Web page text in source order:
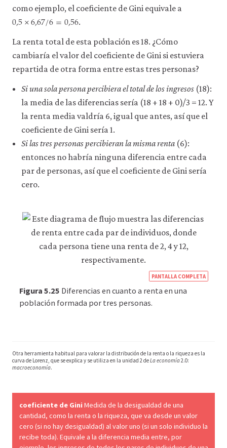
funcionalidad
la
de
uso
nuestro
web.
Estas
analíticas
solo
instalarán
aceptas.
cedemos
personales
los
fin.
Para
obtener
sobre
cookies
que
como ejemplo, el coeficiente de Gini equivale a
0,5×6,67/6=0,56
0,5 6,67/ 6 = 0,56
.
La renta total de esta población es 18. ¿Cómo
cambiaría el valor del coeficiente de Gini si estuviera
repartida de otra forma entre estas tres personas?
Si una sola persona percibiera el total de los ingresos (18):
la media de las diferencias sería (18 + 18 + 0)/3 = 12. Y
la renta media valdría 6, igual que antes, así que el
coeficiente de Gini sería 1.
Si las tres personas percibieran la misma renta (6):
entonces no habría ninguna diferencia entre cada
par de personas, así que el coeficiente de Gini sería
cero.
PANTALLA COMPLETA
Figura 5.25 Diferencias en cuanto a renta en una
población formada por tres personas.
Otra herramienta habitual para valorar la distribución de la renta o la riqueza es la
curva de Lorenz, que se explica y se utiliza en la unidad 2 deLa economía2.0:
macroeconomía.
coeficiente de GiniMedida de la desigualdad de una
cantidad, como la renta o la riqueza, que va desde un valor
cero (si no hay desigualdad) al valor uno (si un solo individuo la
recibe toda). Equivale a la diferencia media entre, por